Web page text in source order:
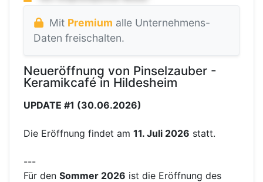
Mit Premium alle Unternehmens-
Daten freischalten.
Neueröffnung von Pinselzauber -
Keramikcafé in Hildesheim
UPDATE #1 (30.06.2026)
Die Eröffnung findet am 11. Juli 2026 statt.
---
Für den Sommer 2026 ist die Eröffnung des